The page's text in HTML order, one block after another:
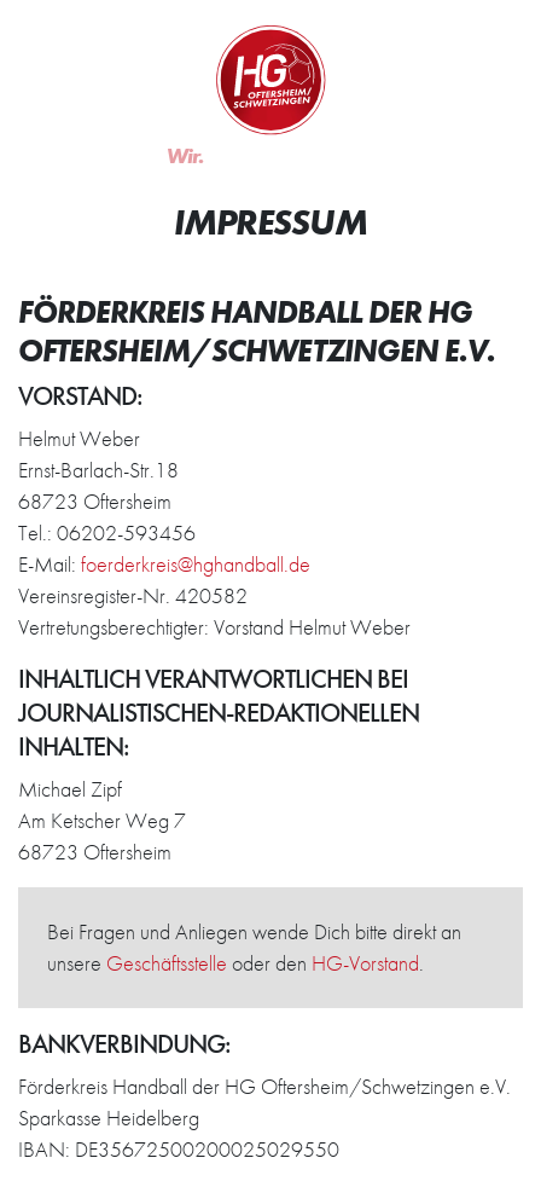
Zur Startseite
Wir.
IMPRESSUM
FÖRDERKREIS HANDBALL DER HG
OFTERSHEIM/SCHWETZINGEN E.V.
VORSTAND:
Helmut Weber
Ernst-Barlach-Str.18
68723 Oftersheim
Tel.: 06202-593456
E-Mail: foerderkreis@hghandball.de
Vereinsregister-Nr. 420582
Vertretungsberechtigter: Vorstand Helmut Weber
INHALTLICH VERANTWORTLICHEN BEI
JOURNALISTISCHEN-REDAKTIONELLEN
INHALTEN:
Michael Zipf
Am Ketscher Weg 7
68723 Oftersheim
Bei Fragen und Anliegen wende Dich bitte direkt an
unsere Geschäftsstelle oder den HG-Vorstand.
BANKVERBINDUNG:
Förderkreis Handball der HG Oftersheim/Schwetzingen e.V.
Sparkasse Heidelberg
IBAN: DE35672500200025029550